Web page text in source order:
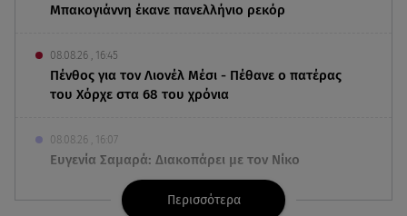
Μπακογιάννη έκανε πανελλήνιο ρεκόρ
08.08.26 , 16:45
Πένθος για τον Λιονέλ Μέσι - Πέθανε ο πατέρας
του Χόρχε στα 68 του χρόνια
08.08.26 , 16:07
Ευγενία Σαμαρά: Διακοπάρει με τον Νίκο
Μουτσινά - Πού βρίσκονται;
Περισσότερα